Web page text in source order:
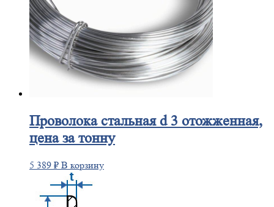
Проволокастальная d 3 отожженная,
цена за тонну
5 389 ₽ В корзину